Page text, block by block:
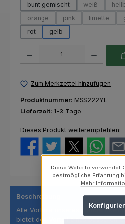
bunt gemischt
weiß
(Diese
orange
(Diese Option ist zurzeit nicht
pink
(Diese Option ist
limette
(Diese
rot gelb
Zum Merkzettel hinzufügen
Produktnummer: MSS222YL
Lieferzeit: 1-3 Tage
Dieses Produkt weiterempfehlen:
Beschreibung
Alle Vorteile unseres
bietet den Vorteil eines besseren
Diese Website verwendet
bestmögliche Erfahrung
Mehr